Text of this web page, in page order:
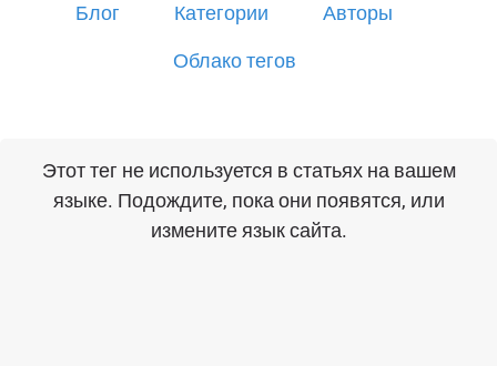
Блог Категории Авторы
Облако тегов